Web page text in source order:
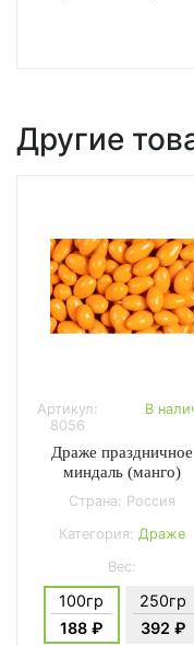
Другие
Артикул:
8056
В
Драже праздничное
миндаль (манго)
Страна: Россия
Категория: Драже
Вес:
100гр
188 ₽
250гр
392 ₽